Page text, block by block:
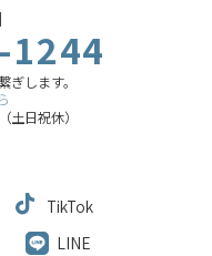
ぎします。
土日祝休）
TikTok
LINE